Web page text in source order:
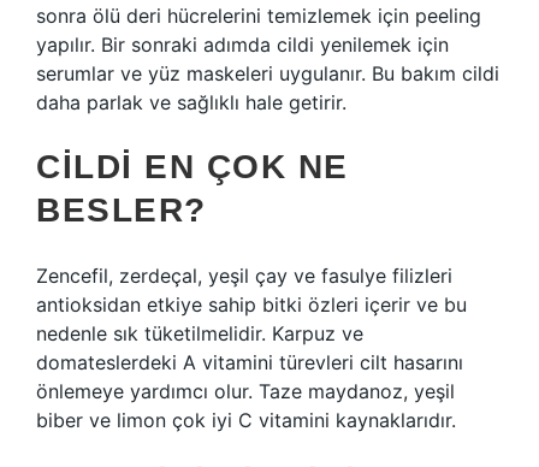
sonra ölü deri hücrelerini temizlemek için peeling
yapılır. Bir sonraki adımda cildi yenilemek için
serumlar ve yüz maskeleri uygulanır. Bu bakım cildi
daha parlak ve sağlıklı hale getirir.
CILDI EN ÇOK NE
BESLER?
Zencefil, zerdeçal, yeşil çay ve fasulye filizleri
antioksidan etkiye sahip bitki özleri içerir ve bu
nedenle sık tüketilmelidir. Karpuz ve
domateslerdeki A vitamini türevleri cilt hasarını
önlemeye yardımcı olur. Taze maydanoz, yeşil
biber ve limon çok iyi C vitamini kaynaklarıdır.